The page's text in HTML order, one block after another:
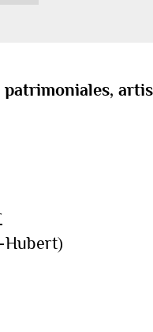
patrimoniales,
Hubert)